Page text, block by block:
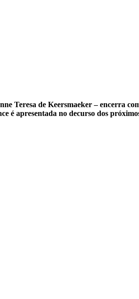
Teresa de Keersmaeker – encerra
é apresentada no decurso dos